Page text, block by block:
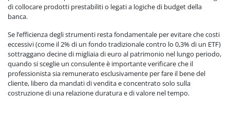
di collocare prodotti prestabiliti o legati a logiche di budget della
banca.
Se l’efficienza degli strumenti resta fondamentale per evitare che costi
eccessivi (come il 2% di un fondo tradizionale contro lo 0,3% di un ETF)
sottraggano decine di migliaia di euro al patrimonio nel lungo periodo,
quando si sceglie un consulente è importante verificare che il
professionista sia remunerato esclusivamente per fare il bene del
cliente, libero da mandati di vendita e concentrato solo sulla
costruzione di una relazione duratura e di valore nel tempo.